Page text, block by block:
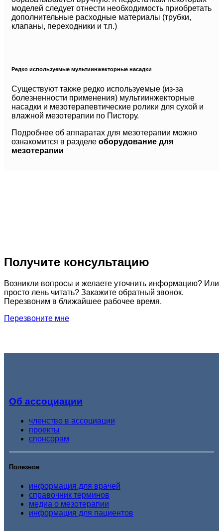
моделей следует отнести необходимость приобретать
дополнительные расходные материалы (трубки,
клапаны, переходники и т.п.)
Редко используемые мультиинжекторные насадки
Существуют также редко используемые (из-за
болезненности применения) мультиинжекторные
насадки и мезотерапевтические ролики для сухой и
влажной мезотерапии по Пистору.
Подробнее об аппаратах для мезотерапии можно
ознакомится в разделе оборудование для
мезотерапии
Получите консультацию
Возникли вопросы и желаете уточнить информацию? Или
просто лень читать? Закажите обратный звонок.
Перезвоним в ближайшее рабочее время.
Перезвоните мне
Об ассоциации
членство в ассоциации
проекты
спонсорам
Полезное
информация для врачей
справочник терминов
медиа о мезотерапии
информация для пациентов